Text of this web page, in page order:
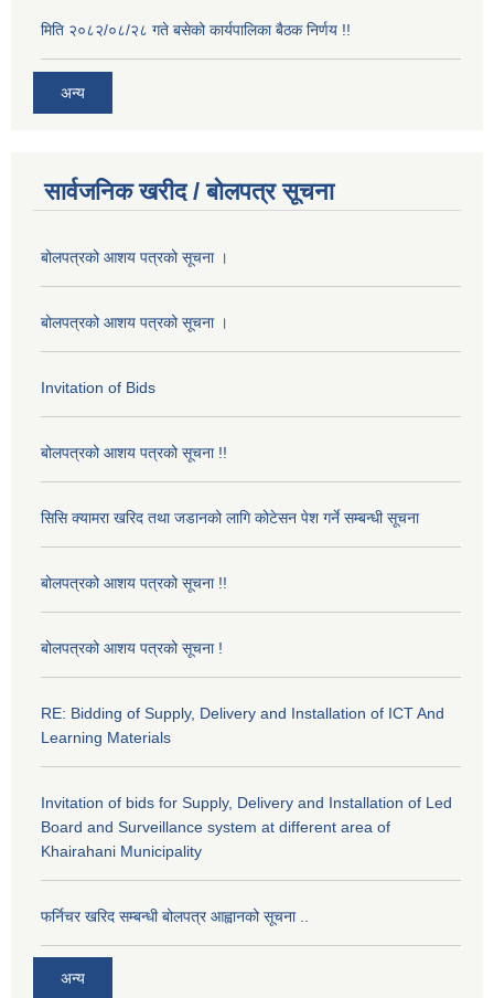
मिति २०८२/०८/२८ गते बसेको कार्यपालिका बैठक निर्णय !!
अन्य
सार्वजनिक खरीद / बोलपत्र सूचना
बोलपत्रको आशय पत्रको सूचना ।
बोलपत्रको आशय पत्रको सूचना ।
Invitation of Bids
बोलपत्रको आशय पत्रको सूचना !!
सिसि क्यामरा खरिद तथा जडानको लागि कोटेसन पेश गर्ने सम्बन्धी सूचना
बोलपत्रको आशय पत्रको सूचना !!
बोलपत्रको आशय पत्रको सूचना !
RE: Bidding of Supply, Delivery and Installation of ICT And
Learning Materials
Invitation of bids for Supply, Delivery and Installation of Led
Board and Surveillance system at different area of
Khairahani Municipality
फर्निचर खरिद सम्बन्धी बोलपत्र आह्वानको सूचना ..
अन्य